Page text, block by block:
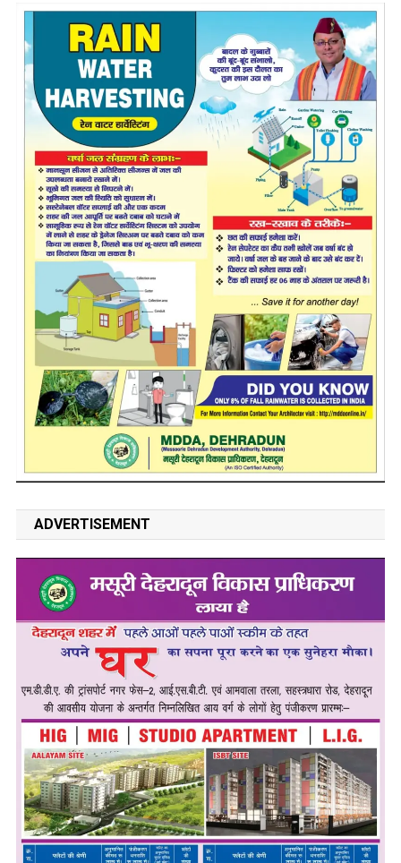
ADVERTISEMENT